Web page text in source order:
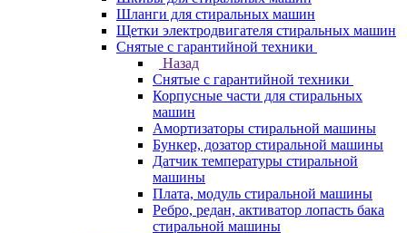
Шланги для стиральных машин
Щетки электродвигателя стиральных машин
Снятые с гарантийной техники
Назад
Снятые с гарантийной техники
Корпусные части для стиральных
машин
Амортизаторы стиральной машины
Бункер, дозатор стиральной машины
Датчик температуры стиральной
машины
Плата, модуль стиральной машины
Ребро, редан, активатор лопасть бака
стиральной машины